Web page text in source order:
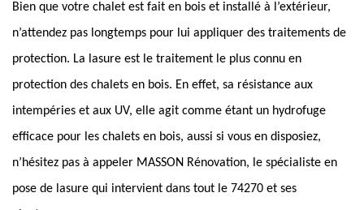
Bien que votre chalet est fait en bois et installé à l’extérieur,
n’attendez pas longtemps pour lui appliquer des traitements de
protection. La lasure est le traitement le plus connu en
protection des chalets en bois. En effet, sa résistance aux
intempéries et aux UV, elle agit comme étant un hydrofuge
efficace pour les chalets en bois, aussi si vous en disposiez,
n’hésitez pas à appeler MASSON Rénovation, le spécialiste en
pose de lasure qui intervient dans tout le 74270 et ses